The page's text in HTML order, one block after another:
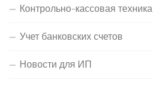
Контрольно-кассовая техника
Учет банковских счетов
Новости для ИП